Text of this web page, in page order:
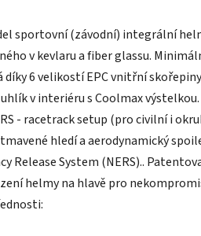
sportovní (závodní) integrální
v kevlaru a fiber glassu.
díky 6 velikostí EPC vnitřní
v interiéru s Coolmax
- racetrack setup (pro civilní i
hledí a aerodynamický
Release System (NERS)..
helmy na hlavě pro